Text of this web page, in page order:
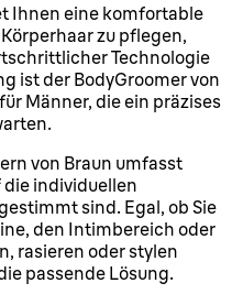
Ihnen eine komfortable
zu pflegen,
Technologie
ist der BodyGroomer von
Männer, die ein präzises
von Braun umfasst
die individuellen
sind. Egal, ob Sie
den Intimbereich oder
rasieren oder stylen
passende Lösung.